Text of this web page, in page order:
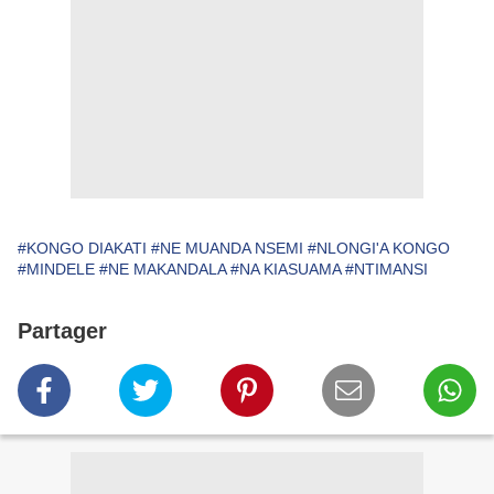
#KONGO DIAKATI #NE MUANDA NSEMI #NLONGI'A KONGO
#MINDELE #NE MAKANDALA #NA KIASUAMA #NTIMANSI
Partager